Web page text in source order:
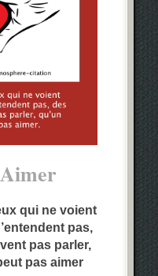
Aimer
qui ne voient
pas,
pas parler,
pas aimer